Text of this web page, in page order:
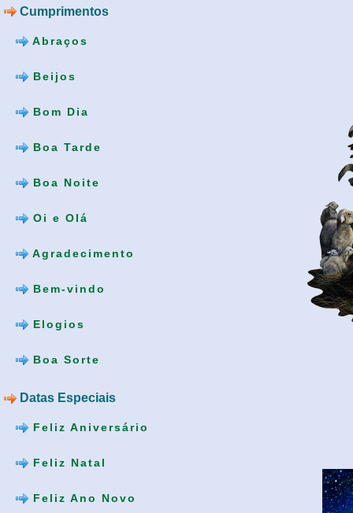
Cumprimentos
Abraços
Beijos
Bom Dia
Boa Tarde
Boa Noite
Oi e Olá
Agradecimento
Bem-vindo
Elogios
Boa Sorte
Datas Especiais
Feliz Aniversário
Feliz Natal
Feliz Ano Novo